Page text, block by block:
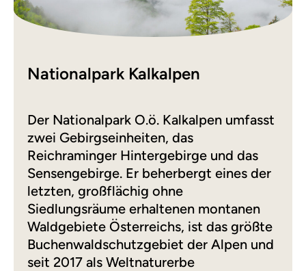
Nationalpark Kalkalpen
Der Nationalpark O.ö. Kalkalpen umfasst
zwei Gebirgseinheiten, das
Reichraminger Hintergebirge und das
Sensengebirge. Er beherbergt eines der
letzten, großflächig ohne
Siedlungsräume erhaltenen montanen
Waldgebiete Österreichs, ist das größte
Buchenwaldschutzgebiet der Alpen und
seit 2017 als Weltnaturerbe